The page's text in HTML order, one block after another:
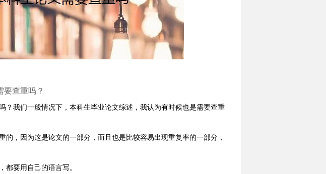
要查重吗？
？我们一般情况下，本科生毕业论文综述，我认为有时候也是需要查重
的，因为这是论文的一部分，而且也是比较容易出现重复率的一部分，
都要用自己的语言写。